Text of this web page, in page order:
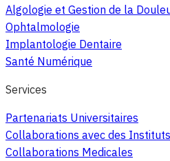
Algologie et Gestion de la
Ophtalmologie
Implantologie Dentaire
Santé Numérique
Services
Partenariats Universitaires
Collaborations avec des Instituts
Collaborations Medicales